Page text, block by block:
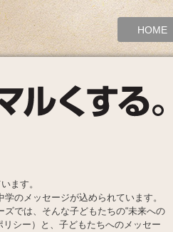
HOME
ます。
のメッセージが込められています。
では、そんな子どもたちの“未来への
シー）と、子どもたちへのメッセー